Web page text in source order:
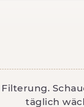
täglich